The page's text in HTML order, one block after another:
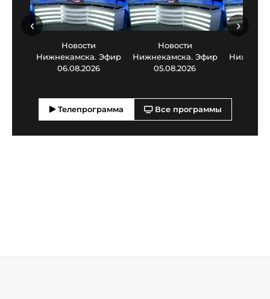
Новости
Нижнекамска. Эфир
06.08.2026
Новости
Нижнекамска. Эфир
05.08.2026
‹ ›
Телепрограмма Все программы